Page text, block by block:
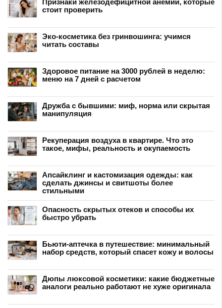
стоит проверить
Эко-косметика без гринвошинга: учимся
читать составы
Здоровое питание на 3000 рублей в неделю:
меню на 7 дней с расчетом
Дружба с бывшими: миф, норма или скрытая
манипуляция
Рекуперация воздуха в квартире. Что это
такое, мифы, реальность и окупаемость
Апсайклинг и кастомизация одежды: как
сделать джинсы и свитшоты более
стильными
Опасность скрытых отеков и способы их
быстро убрать
Бьюти-аптечка в путешествие: минимальный
набор средств, который спасет кожу и волосы
Дюпы люксовой косметики: какие бюджетные
аналоги реально работают не хуже оригинала